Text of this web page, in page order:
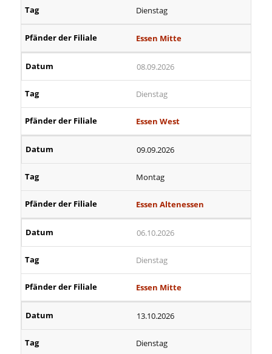
Dienstag
Essen Mitte
08.09.2026
Dienstag
Essen West
09.09.2026
Montag
Essen Altenessen
06.10.2026
Dienstag
Essen Mitte
13.10.2026
Dienstag